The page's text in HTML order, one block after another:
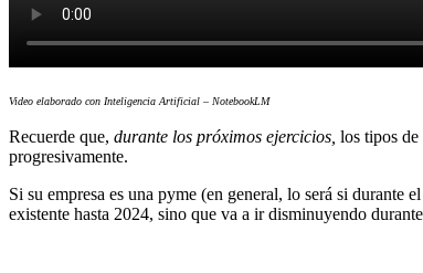
Video elaborado con Inteligencia Artificial – NotebookLM
Recuerde que, durante los próximos ejercicios, los tipos de
progresivamente.
Si su empresa es una pyme (en general, lo será si
existente hasta 2024, sino que va a ir disminuyendo